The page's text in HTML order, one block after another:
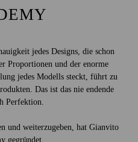
jedes Designs, die schon
Proportionen und der enorme
jedes Modells steckt, führt zu
Das ist das nie endende
Perfektion.
und weiterzugeben, hat Gianvito
gegründet.